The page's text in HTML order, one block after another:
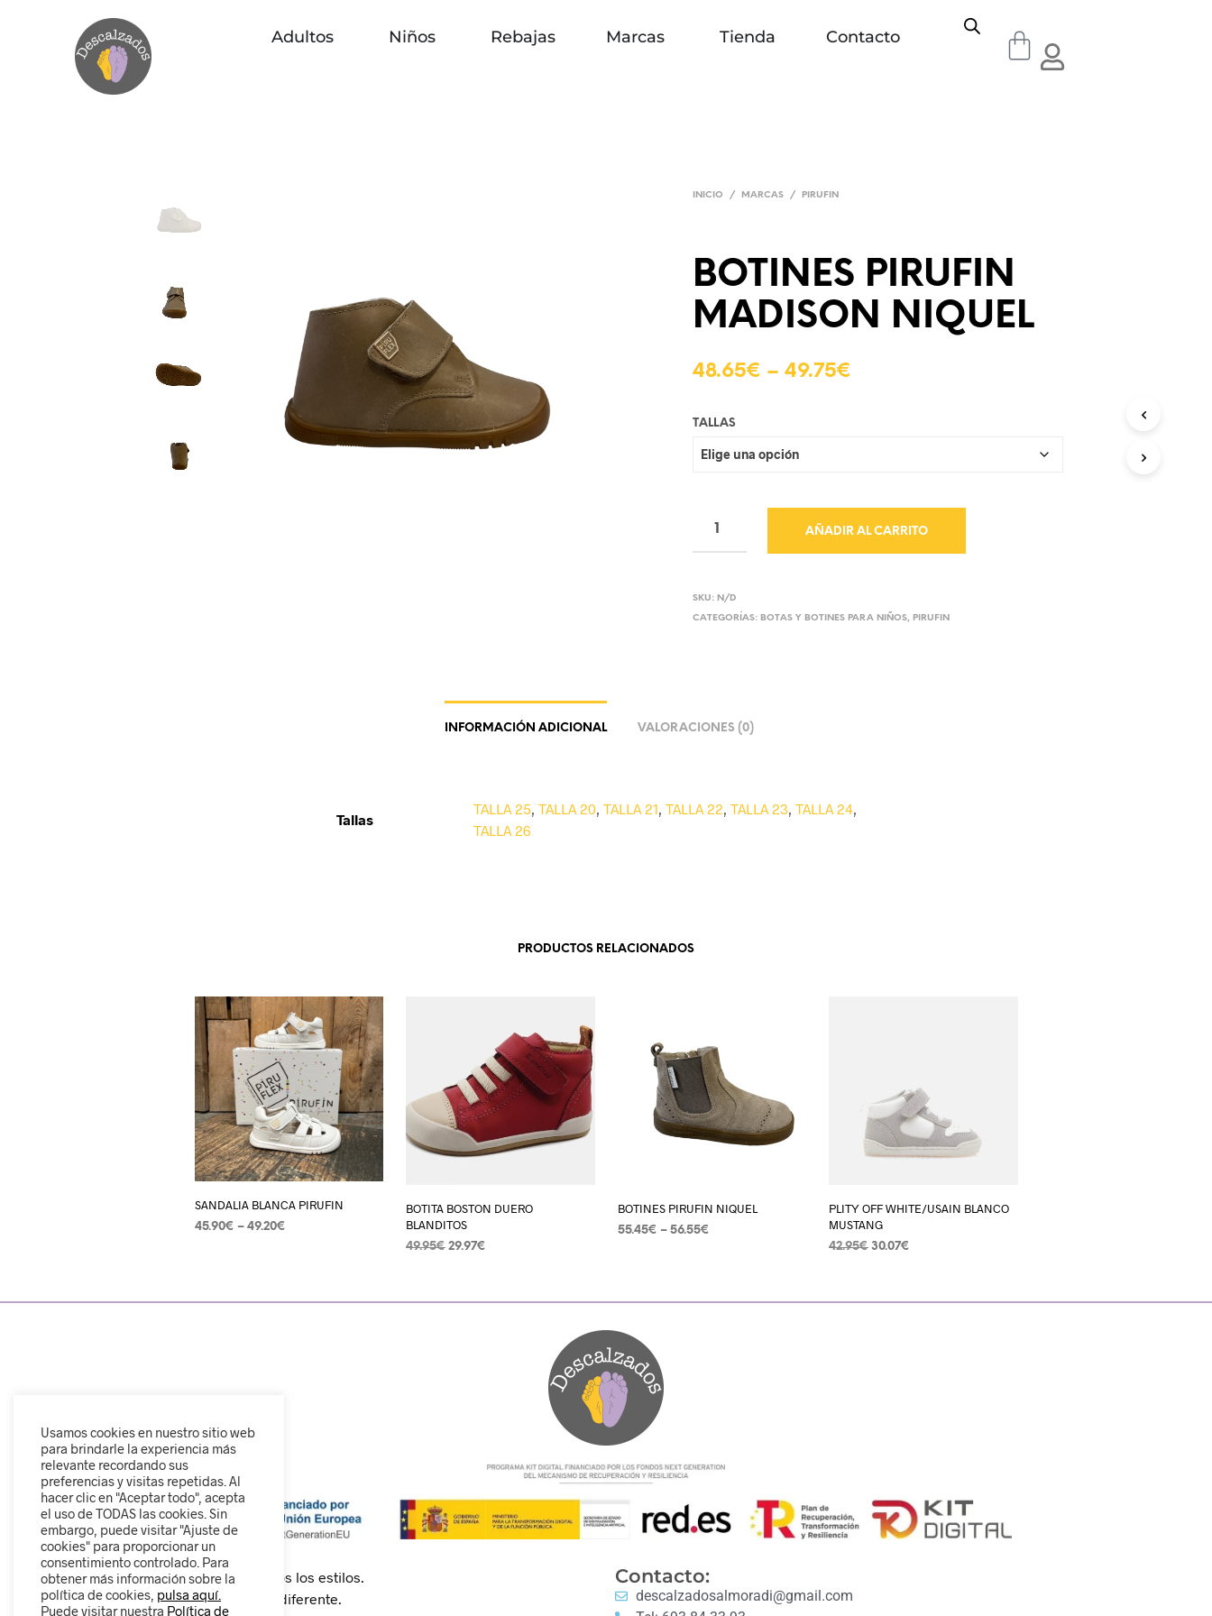
Adultos Niños Rebajas Marcas Tienda Contacto
INICIO / MARCAS / PIRUFIN
BOTINES PIRUFIN
MADISON NIQUEL
48.65€ – 49.75€
TALLAS
AÑADIR AL CARRITO
SKU: N/D
CATEGORÍAS: BOTAS Y BOTINES PARA NIÑOS, PIRUFIN
INFORMACIÓN ADICIONAL VALORACIONES (0)
Tallas
TALLA 25 TALLA 20 TALLA 21 TALLA 22 TALLA 23 TALLA 24
TALLA 26
PRODUCTOS RELACIONADOS
SANDALIA BLANCA PIRUFIN
45.90€ – 49.20€
BOTITA BOSTON DUERO
BLANDITOS
49.95€ 29.97€
BOTINES PIRUFIN NIQUEL
55.45€ – 56.55€
PLITY OFF WHITE/USAIN BLANCO
MUSTANG
42.95€ 30.07€
Calzado cómodo, moderno y para todos los estilos.
Descubre nuestra colección y camina diferente.
Contacto:
descalzadosalmoradi@gmail.com
Usamos cookies en nuestro sitio web
para brindarle la experiencia más
relevante recordando sus
preferencias y visitas repetidas. Al
hacer clic en "Aceptar todo", acepta
el uso de TODAS las cookies. Sin
embargo, puede visitar "Ajuste de
cookies" para proporcionar un
consentimiento controlado. Para
obtener más información sobre la
política de cookies, pulsa aquí.
Puede visitar nuestra Política de